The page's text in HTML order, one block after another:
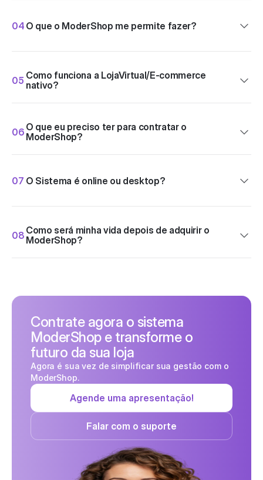
04 O que o ModerShop me permite fazer?
05 Como funciona a LojaVirtual/E-commerce
nativo?
06 O que eu preciso ter para contratar o
ModerShop?
07 O Sistema é online ou desktop?
08 Como será minha vida depois de adquirir o
ModerShop?
Contrate agora o sistema
ModerShop e transforme o
futuro da sua loja
Agora é sua vez de simplificar sua gestão com o
ModerShop.
Agende uma apresentação!
Falar com o suporte